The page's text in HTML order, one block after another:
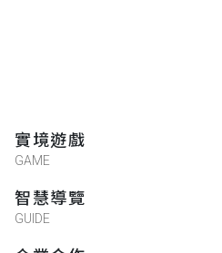
實境遊戲
GAME
智慧導覽
GUIDE